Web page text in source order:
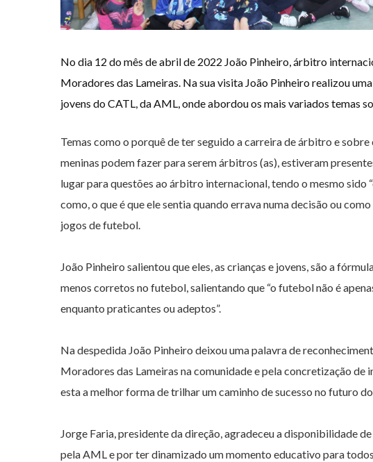
No dia 12 do mês de abril de 2022 João Pinheiro, árbitro
Moradores das Lameiras. Na sua visita João Pinheiro realizou
jovens do CATL, da AML, onde abordou os mais variados temas
Temas como o porquê de ter seguido a carreira de árbitro e sobre
meninas podem fazer para serem árbitros (as), estiveram
lugar para questões ao árbitro internacional, tendo o mesmo sido
como, o que é que ele sentia quando errava numa decisão ou
jogos de futebol.
João Pinheiro salientou que eles, as crianças e jovens, são a
menos corretos no futebol, salientando que “o futebol não é
enquanto praticantes ou adeptos”.
Na despedida João Pinheiro deixou uma palavra de
Moradores das Lameiras na comunidade e pela concretização de
esta a melhor forma de trilhar um caminho de sucesso no futuro
Jorge Faria, presidente da direção, agradeceu a disponibilidade
pela AML e por ter dinamizado um momento educativo para